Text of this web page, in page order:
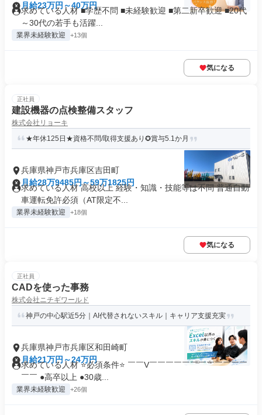
月給23万円～40万円
求めている人材 ■学歴不問 ■未経験歓迎 ■第二新卒歓迎 ■20代
～30代の若手も活躍...
業界未経験歓迎 +13個
気になる
正社員
建設機器の点検整備スタッフ
株式会社リョーキ
★年休125日★資格不問/取得支援あり✪賞与5.1か月
兵庫県神戸市兵庫区吉田町
月給28万9485円～59万1825円
求めている人材 高校以上 経験・知識・技能等は不問 普通自動
車運転免許必須（AT限定不...
業界未経験歓迎 +18個
気になる
正社員
CADを使った事務
株式会社ニチギワールド
神戸の中心駅近5分｜AI代替されないスキル｜キャリア支援充実
兵庫県神戸市兵庫区和田崎町
月給21万円～24万円
求めている人材 ⭐必須条件⭐ ￣￣V￣￣￣￣￣￣￣￣￣￣￣￣
￣￣ ●高卒以上 ●30歳...
業界未経験歓迎 +26個